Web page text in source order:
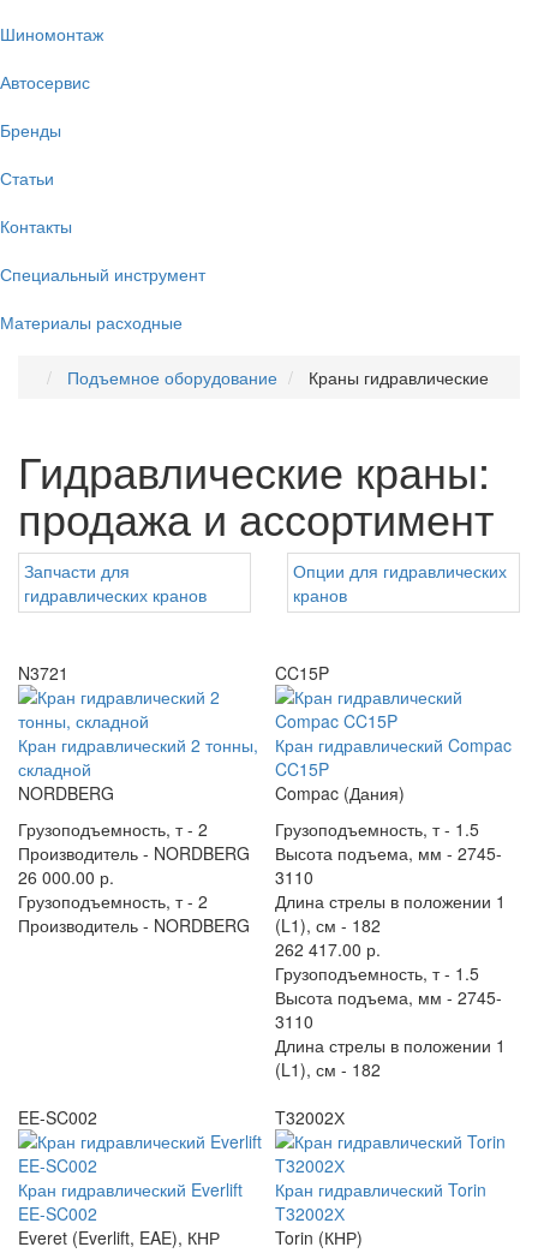
Шиномонтаж
Автосервис
Бренды
Статьи
Контакты
Специальный инструмент
Материалы расходные
Подъемное оборудование Краны гидравлические
Гидравлические краны:
продажа и ассортимент
Запчасти для
гидравлических кранов
Опции для гидравлических
кранов
N3721
Кран гидравлический 2 тонны,
складной
NORDBERG
Грузоподъемность, т - 2
Производитель - NORDBERG
26 000.00 р.
Грузоподъемность, т - 2
Производитель - NORDBERG
CC15P
Кран гидравлический Compac
CC15P
Compac (Дания)
Грузоподъемность, т - 1.5
Высота подъема, мм - 2745-
3110
Длина стрелы в положении 1
(L1), см - 182
262 417.00 р.
Грузоподъемность, т - 1.5
Высота подъема, мм - 2745-
3110
Длина стрелы в положении 1
(L1), см - 182
EE-SC002
Кран гидравлический Everlift
EE-SC002
Everet (Everlift, EAE), КНР
T32002Х
Кран гидравлический Torin
T32002Х
Torin (КНР)